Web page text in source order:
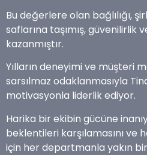
Bu değerlere olan bağlılığı,
saflarına taşımış, güvenilirlik
kazanmıştır.
Yılların deneyimi ve müşteri
sarsılmaz odaklanmasıyla
motivasyonla liderlik ediyor.
Harika bir ekibin gücüne
beklentileri karşılamasını ve
için her departmanla yakın bir